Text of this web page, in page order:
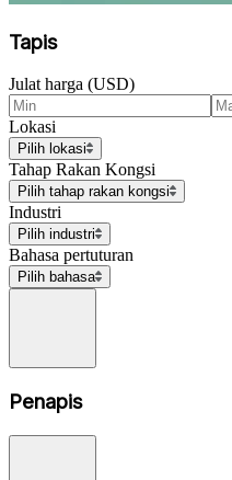
Tapis
Julat harga (USD)
Lokasi
Pilih lokasi
Tahap Rakan Kongsi
Pilih tahap rakan kongsi
Industri
Pilih industri
Bahasa pertuturan
Pilih bahasa
Penapis